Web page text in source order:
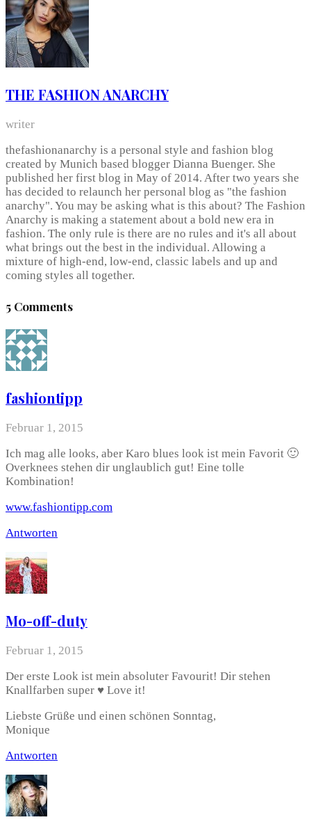
THE FASHION ANARCHY
writer
thefashionanarchy is a personal style and fashion blog
created by Munich based blogger Dianna Buenger. She
published her first blog in May of 2014. After two years she
has decided to relaunch her personal blog as "the fashion
anarchy". You may be asking what is this about? The Fashion
Anarchy is making a statement about a bold new era in
fashion. The only rule is there are no rules and it's all about
what brings out the best in the individual. Allowing a
mixture of high-end, low-end, classic labels and up and
coming styles all together.
5 Comments
fashiontipp
Februar 1, 2015
Ich mag alle looks, aber Karo blues look ist mein Favorit 🙂
Overknees stehen dir unglaublich gut! Eine tolle
Kombination!
www.fashiontipp.com
Antworten
Mo-off-duty
Februar 1, 2015
Der erste Look ist mein absoluter Favourit! Dir stehen
Knallfarben super ♥ Love it!
Liebste Grüße und einen schönen Sonntag,
Monique
Antworten